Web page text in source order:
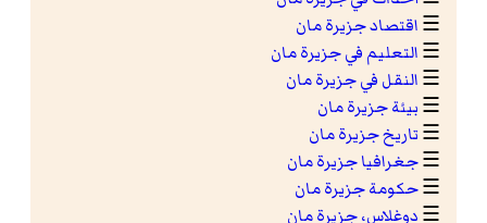
☰ اقتصاد جزيرة مان
☰ التعليم في جزيرة مان
☰ النقل في جزيرة مان
☰ بيئة جزيرة مان
☰ تاريخ جزيرة مان
☰جغرافيا جزيرة مان
☰حكومة جزيرة مان
☰ دوغلاس، جزيرة مان